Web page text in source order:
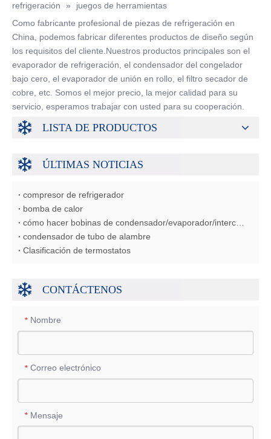
refrigeración
»
juegos de herramientas
Como fabricante profesional de piezas de refrigeración en
China, podemos fabricar diferentes productos de diseño según
los requisitos del cliente.Nuestros productos principales son el
evaporador de refrigeración, el condensador del congelador
bajo cero, el evaporador de unión en rollo, el filtro secador de
cobre, etc. Somos el mejor precio, la mejor calidad para su
servicio, esperamos trabajar con usted para su cooperación.
LISTA DE PRODUCTOS
ÚLTIMAS NOTICIAS
compresor de refrigerador
bomba de calor
condensador de tubo de alambre
Clasificación de termostatos
CONTÁCTENOS
* Nombre
* Correo electrónico
* Mensaje